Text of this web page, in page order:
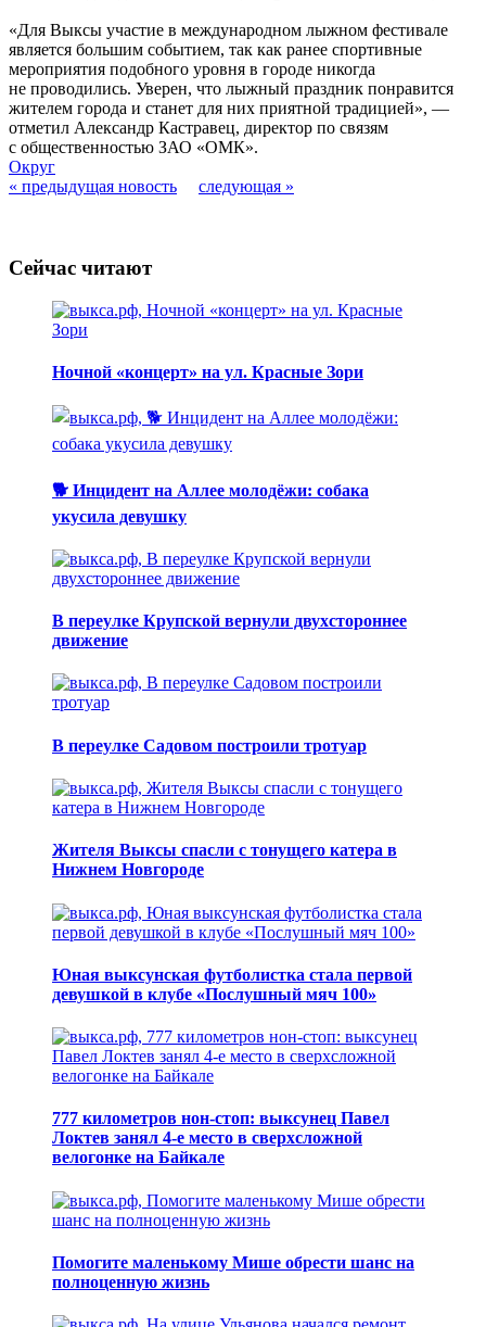
«Для Выксы участие в международном лыжном фестивале
является большим событием, так как ранее спортивные
мероприятия подобного уровня в городе никогда
не проводились. Уверен, что лыжный праздник понравится
жителем города и станет для них приятной традицией», —
отметил Александр Кастравец, директор по связям
с общественностью ЗАО «ОМК».
Округ
« предыдущая новость
следующая »
Сейчас читают
Ночной «концерт» на ул. Красные Зори
🐕 Инцидент на Аллее молодёжи: собака
укусила девушку
В переулке Крупской вернули двухстороннее
движение
В переулке Садовом построили тротуар
Жителя Выксы спасли с тонущего катера в
Нижнем Новгороде
Юная выксунская футболистка стала первой
девушкой в клубе «Послушный мяч 100»
777 километров нон-стоп: выксунец Павел
Локтев занял 4-е место в сверхсложной
велогонке на Байкале
Помогите маленькому Мише обрести шанс на
полноценную жизнь